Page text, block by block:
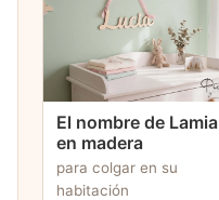
El nombre de Lamia
en madera
para colgar en su
habitación